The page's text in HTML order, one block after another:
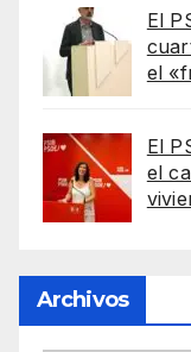
El
el
El
el
Archivos